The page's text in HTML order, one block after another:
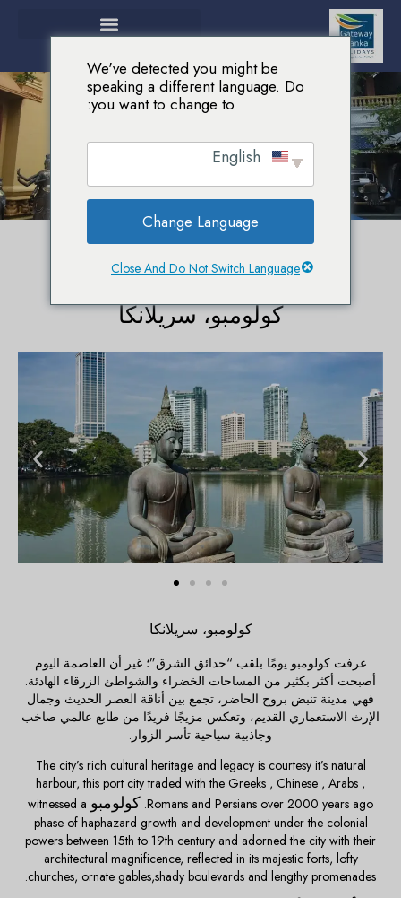
كولومبو، سريلانكا
كولومبو، سريلانكا
كولومبو، سريلانكا
عرفت كولومبو يومًا بلقب “حدائق الشرق”؛ غير أن العاصمة اليوم
أصبحت أكثر بكثير من المساحات الخضراء والشواطئ الزرقاء الهادئة.
فهي مدينة تنبض بروح الحاضر، تجمع بين أناقة العصر الحديث وجمال
الإرث الاستعماري القديم، وتعكس مزيجًا فريدًا من طابع عالمي صاخب
وجاذبية سياحية تأسر الزوار.
The city’s rich cultural heritage and legacy is courtesy it’s natural
harbour, this port city traded with the Greeks , Chinese , Arabs ,
Romans and Persians over 2000 years ago. كولومبو witnessed a
phase of haphazard growth and development under the colonial
powers between 15th to 19th century and adorned the city with their
architectural magnificence, reflected in its majestic forts, lofty
churches, ornate gables,shady boulevards and lengthy promenades.
We've detected you might be
speaking a different language. Do
you want to change to:
Change Language
Close And Do Not Switch Language